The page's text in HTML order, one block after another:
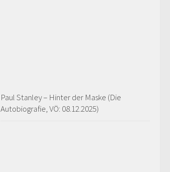
Paul Stanley – Hinter der Maske (Die
Autobiografie, VÖ: 08.12.2025)